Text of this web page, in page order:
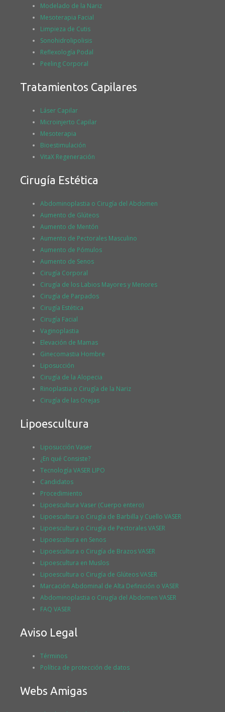
Modelado de la Nariz
Mesoterapia Facial
Limpieza de Cutis
Sonohidrolipolisis
Reflexología Podal
Peeling Corporal
Tratamientos Capilares
Láser Capilar
Microinjerto Capilar
Mesoterapia
Bioestimulación
VitaX Regeneración
Cirugía Estética
Abdominoplastia o Cirugía del Abdomen
Aumento de Glúteos
Aumento de Mentón
Aumento de Pectorales Masculino
Aumento de Pómulos
Aumento de Senos
Cirugía Corporal
Cirugía de los Labios Mayores y Menores
Cirugía de Parpados
Cirugía Estética
Cirugía Facial
Vaginoplastia
Elevación de Mamas
Ginecomastia Hombre
Liposucción
Cirugía de la Alopecia
Rinoplastia o Cirugía de la Nariz
Cirugía de las Orejas
Lipoescultura
Liposucción Vaser
¿En qué Consiste?
Tecnología VASER LIPO
Candidatos
Procedimiento
Lipoescultura Vaser (Cuerpo entero)
Lipoescultura o Cirugía de Barbilla y Cuello VASER
Lipoescultura o Cirugía de Pectorales VASER
Lipoescultura en Senos
Lipoescultura o Cirugía de Brazos VASER
Lipoescultura en Muslos
Lipoescultura o Cirugía de Glúteos VASER
Marcación Abdominal de Alta Definición o VASER
Abdominoplastia o Cirugía del Abdomen VASER
FAQ VASER
Aviso Legal
Términos
Política de protección de datos
Webs Amigas